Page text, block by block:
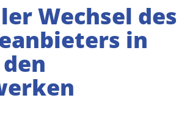
Wechsel des
in